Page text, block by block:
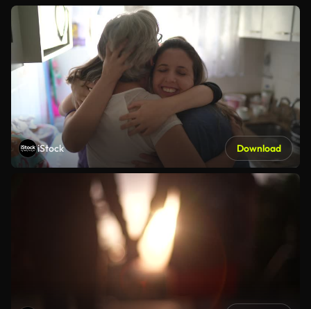
iStock Download